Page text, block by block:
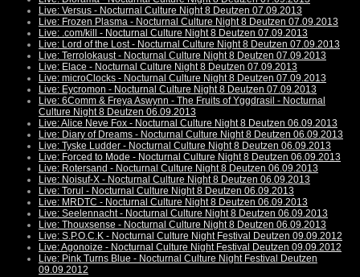
Live: Versus - Nocturnal Culture Night 8 Deutzen 07.09.2013
Live: Frozen Plasma - Nocturnal Culture Night 8 Deutzen 07.09.2013
Live: .com/kill - Nocturnal Culture Night 8 Deutzen 07.09.2013
Live: Lord of the Lost - Nocturnal Culture Night 8 Deutzen 07.09.2013
Live: Terrolokaust - Nocturnal Culture Night 8 Deutzen 07.09.2013
Live: Elace - Nocturnal Culture Night 8 Deutzen 07.09.2013
Live: microClocks - Nocturnal Culture Night 8 Deutzen 07.09.2013
Live: Eycromon - Nocturnal Culture Night 8 Deutzen 07.09.2013
Live: 6Comm & Freya Aswynn - The Fruits of Yggdrasil - Nocturnal
Culture Night 8 Deutzen 06.09.2013
Live: Alice Neve Fox - Nocturnal Culture Night 8 Deutzen 06.09.2013
Live: Diary of Dreams - Nocturnal Culture Night 8 Deutzen 06.09.2013
Live: Tyske Ludder - Nocturnal Culture Night 8 Deutzen 06.09.2013
Live: Forced to Mode - Nocturnal Culture Night 8 Deutzen 06.09.2013
Live: Rotersand - Nocturnal Culture Night 8 Deutzen 06.09.2013
Live: Noisuf-X - Nocturnal Culture Night 8 Deutzen 06.09.2013
Live: Torul - Nocturnal Culture Night 8 Deutzen 06.09.2013
Live: MRDTC - Nocturnal Culture Night 8 Deutzen 06.09.2013
Live: Seelennacht - Nocturnal Culture Night 8 Deutzen 06.09.2013
Live: Thouxsense - Nocturnal Culture Night 8 Deutzen 06.09.2013
Live: S.P.O.C.K - Nocturnal Culture Night Festival Deutzen 09.09.2012
Live: Agonoize - Nocturnal Culture Night Festival Deutzen 09.09.2012
Live: Pink Turns Blue - Nocturnal Culture Night Festival Deutzen
09.09.2012